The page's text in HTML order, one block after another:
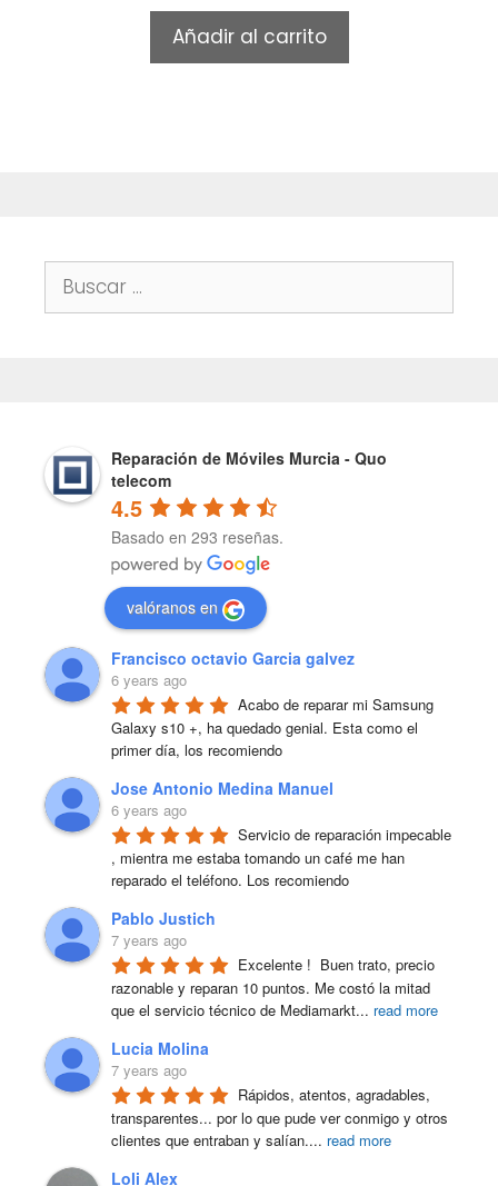
o
f
5
Añadir al carrito
Buscar:
Reparación de Móviles Murcia - Quo
telecom
4.5
Basado en 293 reseñas.
valóranos en
Francisco octavio Garcia galvez
6 years ago
Acabo de reparar mi Samsung
Galaxy s10 +, ha quedado genial. Esta como el
primer día, los recomiendo
Jose Antonio Medina Manuel
6 years ago
Servicio de reparación impecable
, mientra me estaba tomando un café me han
reparado el teléfono. Los recomiendo
Pablo Justich
7 years ago
Excelente !  Buen trato, precio
razonable y reparan 10 puntos. Me costó la mitad
que el servicio técnico de Mediamarkt... read more
Lucia Molina
7 years ago
Rápidos, atentos, agradables,
transparentes... por lo que pude ver conmigo y otros
clientes que entraban y salían.... read more
Loli Alex